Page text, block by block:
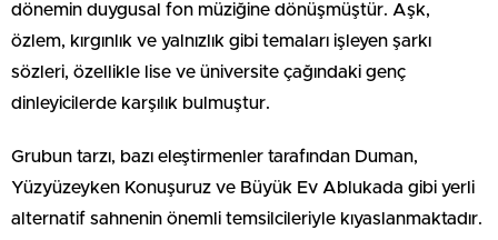
dönemin duygusal fon müziğine dönüşmüştür. Aşk,
özlem, kırgınlık ve yalnızlık gibi temaları işleyen şarkı
sözleri, özellikle lise ve üniversite çağındaki genç
dinleyicilerde karşılık bulmuştur.
Grubun tarzı, bazı eleştirmenler tarafından Duman,
Yüzyüzeyken Konuşuruz ve Büyük Ev Ablukada gibi yerli
alternatif sahnenin önemli temsilcileriyle kıyaslanmaktadır.